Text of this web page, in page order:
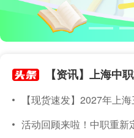
【现货速发】2027年上海三月自主招生考试
活动回顾来啦！中职重新定义，携手直达本科｜2026年度针